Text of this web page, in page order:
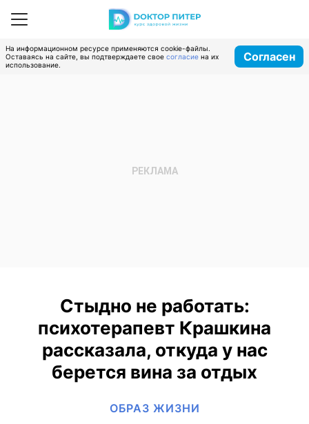
На информационном ресурсе применяются cookie-файлы.
Оставаясь на сайте, вы подтверждаете свое согласие на их
использование.
Согласен
Стыдно не работать:
психотерапевт Крашкина
рассказала, откуда у нас
берется вина за отдых
ОБРАЗ ЖИЗНИ